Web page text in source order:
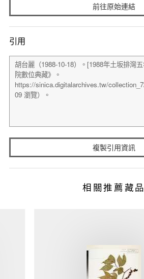
前往原始連結
引用
複製引用資訊
相關推薦藏品